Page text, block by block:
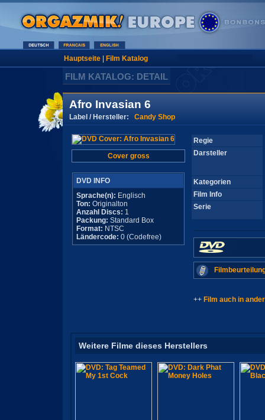
Hauptseite| Film Katalog
FILM KATALOG: DETAIL
Afro Invasian 6
Label / Hersteller: Candy Shop
Cover gross
DVD INFO
Sprache(n): Englisch
Ton: Originalton
Anzahl Discs: 1
Packung: Standard Box
Format: NTSC
Ländercode: 0 (Codefree)
Regie
Darsteller
Kategorien
Film Info
Serie
++ Film auch in
Weitere Filme dieses Herstellers